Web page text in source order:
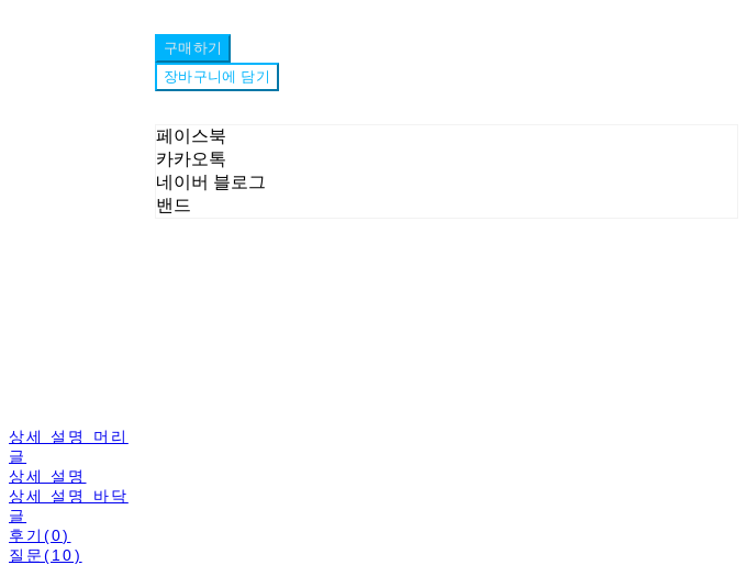
구매하기
장바구니에 담기
페이스북
카카오톡
네이버 블로그
밴드
상세 설명 머리
글
상세 설명
상세 설명 바닥
글
후기(0)
질문(10)